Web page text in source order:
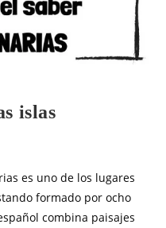
islas
es uno de los lugares
formado por ocho
combina paisajes